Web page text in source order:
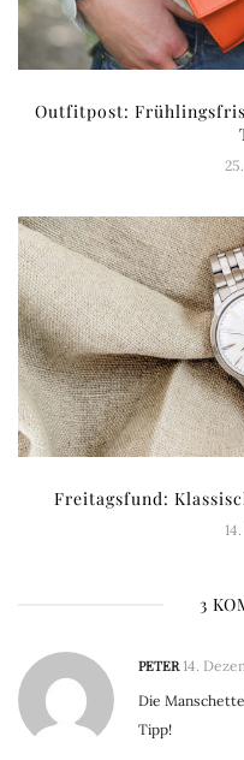
Outfitpost:
Freitagsfund:
3
PETER 14.
Die
Tipp!